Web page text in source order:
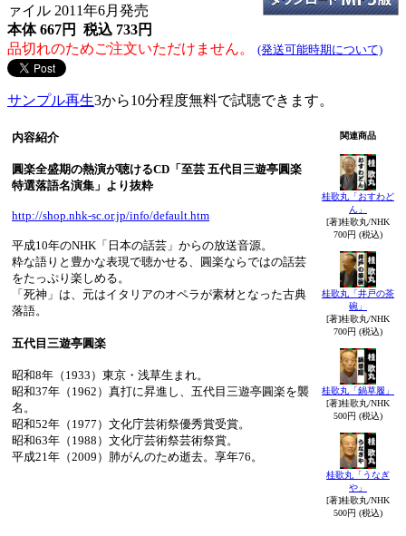
ァイル 2011年6月発売
本体 667円 税込 733円
品切れのためご注文いただけません。
(発送可能時期について)
サンプル再生3から10分程度無料で試聴できます。
内容紹介
圓楽全盛期の熱演が聴けるCD「至芸 五代目三遊亭圓楽
特選落語名演集」より抜粋
http://shop.nhk-sc.or.jp/info/default.htm
平成10年のNHK「日本の話芸」からの放送音源。
粋な語りと豊かな表現で聴かせる、圓楽ならではの話芸
をたっぷり楽しめる。
「死神」は、元はイタリアのオペラが素材となった古典
落語。
五代目三遊亭圓楽
昭和8年（1933）東京・浅草生まれ。
昭和37年（1962）真打に昇進し、五代目三遊亭圓楽を襲
名。
昭和52年（1977）文化庁芸術祭優秀賞受賞。
昭和63年（1988）文化庁芸術祭芸術祭賞。
平成21年（2009）肺がんのため逝去。享年76。
関連商品
桂歌丸「おすわど
ん」
[著]桂歌丸/NHK
700円 (税込)
桂歌丸「井戸の茶
碗」
[著]桂歌丸/NHK
700円 (税込)
桂歌丸「鍋草履」
[著]桂歌丸/NHK
500円 (税込)
桂歌丸「うなぎ
や」
[著]桂歌丸/NHK
500円 (税込)